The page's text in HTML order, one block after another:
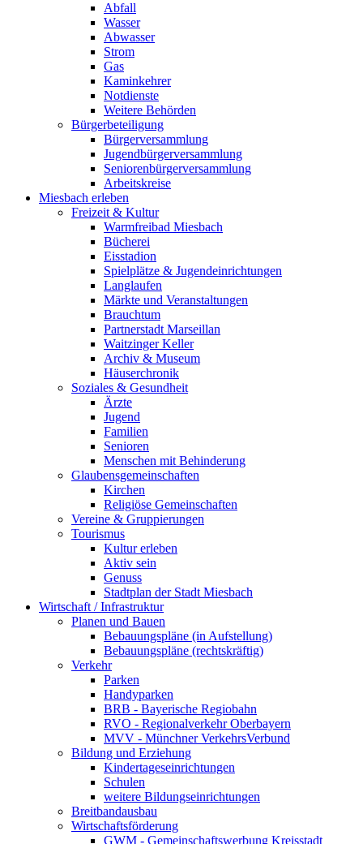
Abfall
Wasser
Abwasser
Strom
Gas
Kaminkehrer
Notdienste
Weitere Behörden
Bürgerbeteiligung
Bürgerversammlung
Jugendbürgerversammlung
Seniorenbürgerversammlung
Arbeitskreise
Miesbach erleben
Freizeit & Kultur
Warmfreibad Miesbach
Bücherei
Eisstadion
Spielplätze & Jugendeinrichtungen
Langlaufen
Märkte und Veranstaltungen
Brauchtum
Partnerstadt Marseillan
Waitzinger Keller
Archiv & Museum
Häuserchronik
Soziales & Gesundheit
Ärzte
Jugend
Familien
Senioren
Menschen mit Behinderung
Glaubensgemeinschaften
Kirchen
Religiöse Gemeinschaften
Vereine & Gruppierungen
Tourismus
Kultur erleben
Aktiv sein
Genuss
Stadtplan der Stadt Miesbach
Wirtschaft / Infrastruktur
Planen und Bauen
Bebauungspläne (in Aufstellung)
Bebauungspläne (rechtskräftig)
Verkehr
Parken
Handyparken
BRB - Bayerische Regiobahn
RVO - Regionalverkehr Oberbayern
MVV - Münchner VerkehrsVerbund
Bildung und Erziehung
Kindertageseinrichtungen
Schulen
weitere Bildungseinrichtungen
Breitbandausbau
Wirtschaftsförderung
GWM - Gemeinschaftswerbung Kreisstadt